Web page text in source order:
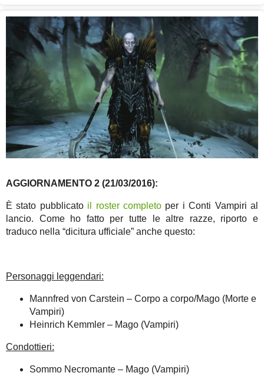
AGGIORNAMENTO 2 (21/03/2016):
È stato pubblicato il roster completo per i Conti Vampiri al
lancio. Come ho fatto per tutte le altre razze, riporto e
traduco nella “dicitura ufficiale” anche questo:
Personaggi leggendari:
Mannfred von Carstein – Corpo a corpo/Mago (Morte e
Vampiri)
Heinrich Kemmler – Mago (Vampiri)
Condottieri:
Sommo Necromante – Mago (Vampiri)